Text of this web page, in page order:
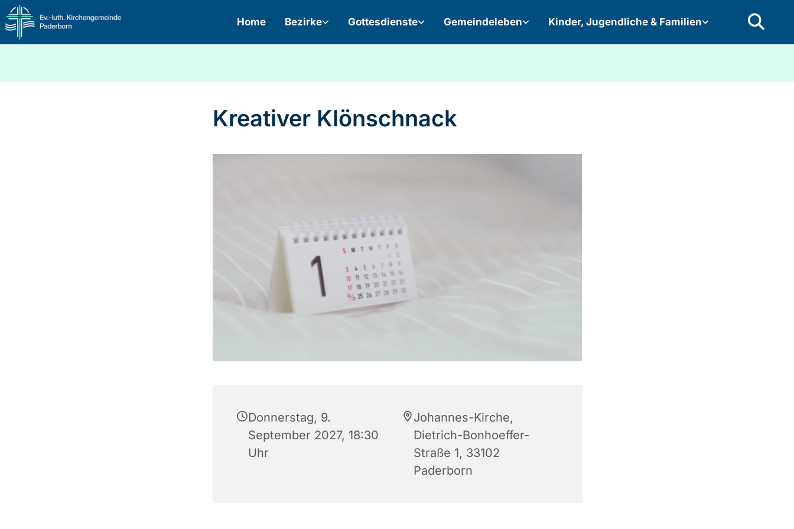
Home Bezirke Gottesdienste Gemeindeleben Kinder, Jugendliche & Familien
Kreativer Klönschnack
Donnerstag, 9.
September 2027, 18:30
Uhr
Johannes-Kirche,
Dietrich-Bonhoeffer-
Straße 1, 33102
Paderborn